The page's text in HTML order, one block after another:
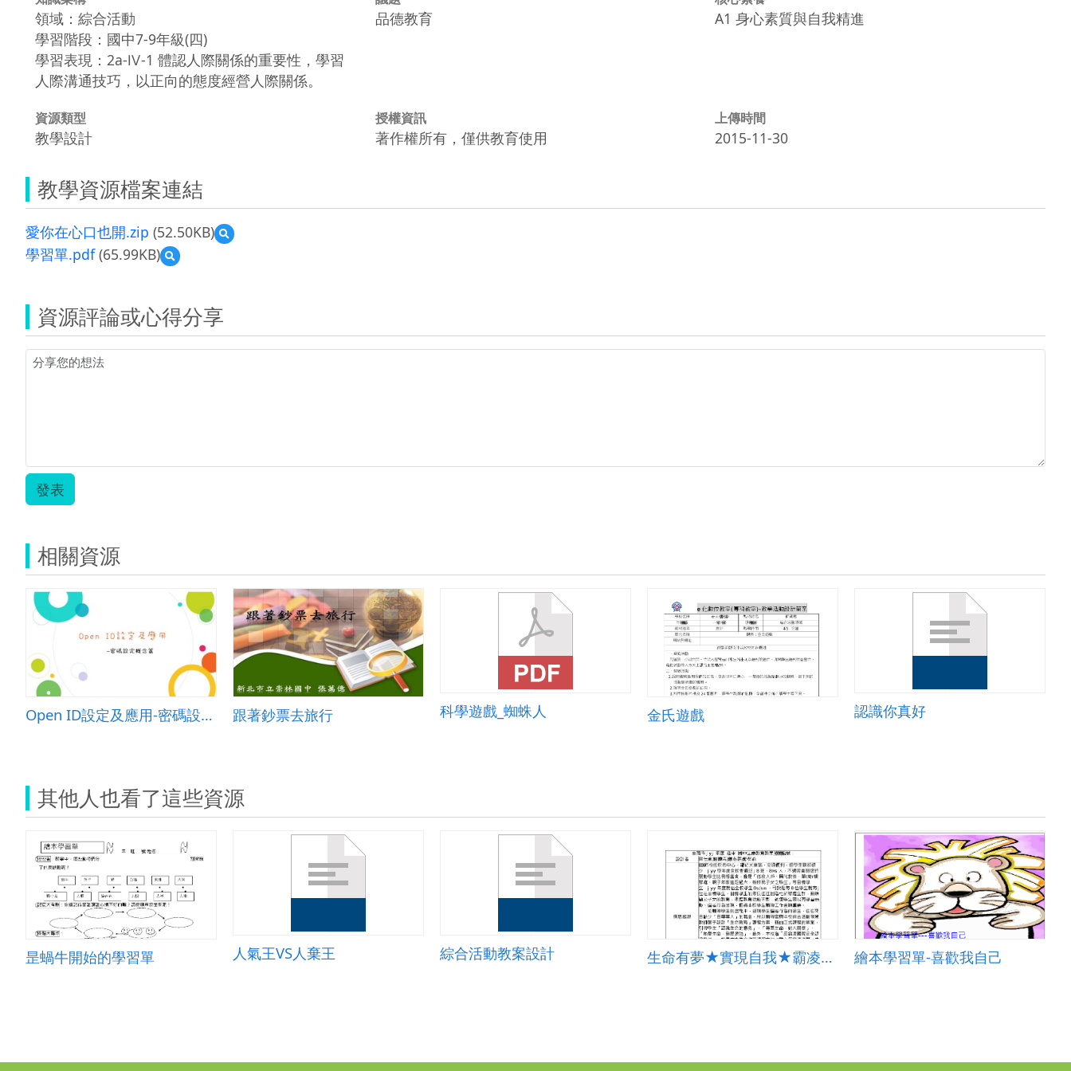
領域：綜合活動
學習階段：國中7-9年級(四)
學習表現：2a-Ⅳ-1 體認人際關係的重要性，學習
人際溝通技巧，以正向的態度經營人際關係。
品德教育 A1 身心素質與自我精進
資源類型
教學設計
授權資訊
著作權所有，僅供教育使用
上傳時間
2015-11-30
教學資源檔案連結
愛你在心口也開.zip (52.50KB)
預
覽
也
開.zip
學習單.pdf(65.99KB)
預
覽
單.pdf
資源評論或心得分享
發表
相關資源
Open ID設定及應用-密碼設定概念篇 跟著鈔票去旅行 科學遊戲_蜘蛛人 金氏遊戲 認識你真好
其他人也看了這些資源
昰蝸牛開始的學習單 人氣王VS人棄王 綜合活動教案設計 生命有夢★實現自我★霸凌不再 繪本學習單-喜歡我自己